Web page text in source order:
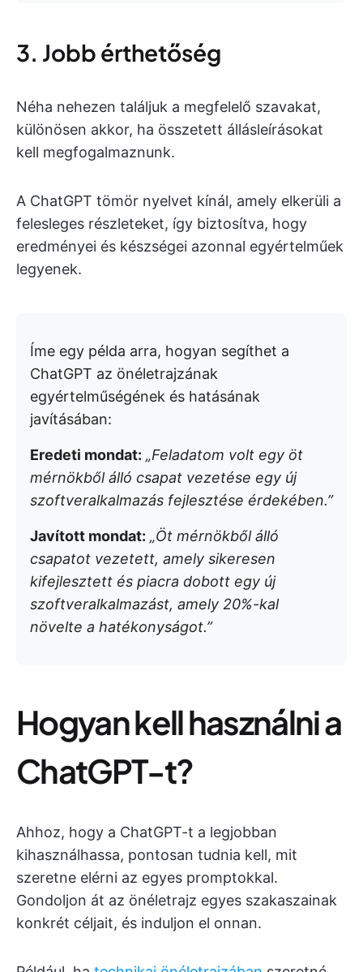
3. Jobb érthetőség
Néha nehezen találjuk a megfelelő szavakat,
különösen akkor, ha összetett állásleírásokat
kell megfogalmaznunk.
A ChatGPT tömör nyelvet kínál, amely elkerüli a
felesleges részleteket, így biztosítva, hogy
eredményei és készségei azonnal egyértelműek
legyenek.
Íme egy példa arra, hogyan segíthet a
ChatGPT az önéletrajzának
egyértelműségének és hatásának
javításában:
Eredeti mondat: „Feladatom volt egy öt
mérnökből álló csapat vezetése egy új
szoftveralkalmazás fejlesztése érdekében.”
Javított mondat: „Öt mérnökből álló
csapatot vezetett, amely sikeresen
kifejlesztett és piacra dobott egy új
szoftveralkalmazást, amely 20%-kal
növelte a hatékonyságot.”
Hogyan kell használni a
ChatGPT-t?
Ahhoz, hogy a ChatGPT-t a legjobban
kihasználhassa, pontosan tudnia kell, mit
szeretne elérni az egyes promptokkal.
Gondoljon át az önéletrajz egyes szakaszainak
konkrét céljait, és induljon el onnan.